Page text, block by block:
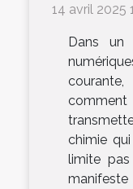
14 avril 2025
Dans un
chimie
limite